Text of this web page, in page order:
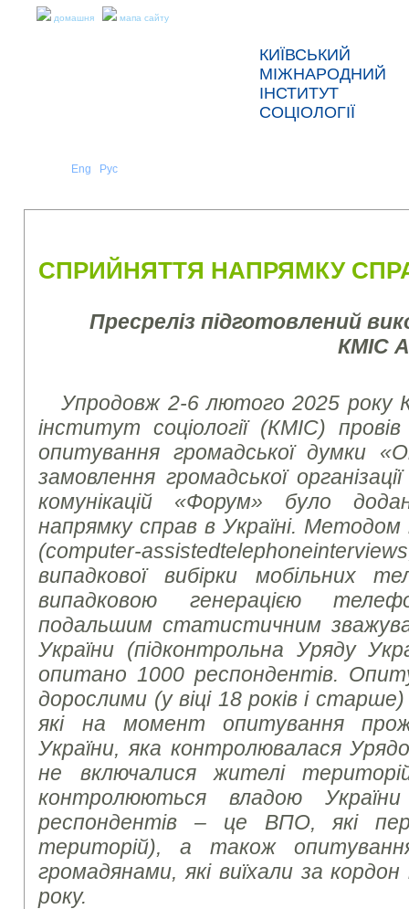
домашня мапа сайту
КИЇВСЬКИЙ
МІЖНАРОДНИЙ
ІНСТИТУТ
СОЦІОЛОГІЇ
Eng Рус
СПРИЙНЯТТЯ НАПРЯМКУ
Пресреліз підготовлений
КМІС
Упродовж 2-6 лютого 2025 року
інститут соціології (КМІС) провів
опитування громадської думки
замовлення громадської
комунікацій «Форум» було
напрямку справ в Україні.
(computer-assistedtelephoneinterviews
випадкової вибірки мобільних
випадковою генерацією
подальшим статистичним
України (підконтрольна Уряду
опитано 1000 респондентів.
дорослими (у віці 18 років і
які на момент опитування
України, яка контролювалася
не включалися жителі
контролюються владою
респондентів – це ВПО, які
територій), а також
громадянами, які виїхали за
року.